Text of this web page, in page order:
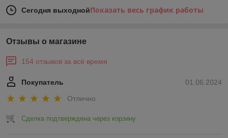
Сегодня выходнойПоказать весь график работы
Отзывы о магазине
154 отзывов за всё время
01.06.2024
Покупатель
Отлично
Сделка подтверждена через корзину